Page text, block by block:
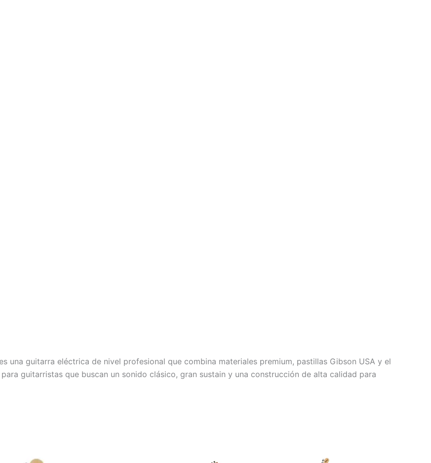
es una guitarra eléctrica de nivel profesional que combina materiales premium, pastillas Gibson USA y el
guitarristas que buscan un sonido clásico, gran sustain y una construcción de alta calidad para